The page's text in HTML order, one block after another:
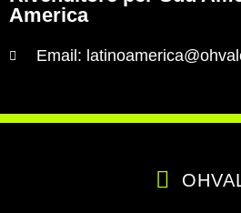
America
Email: